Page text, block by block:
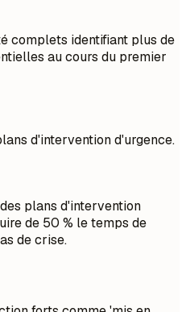
complets identifiant plus de
au cours du premier
d'intervention d'urgence.
plans d'intervention
de 50 % le temps de
de crise.